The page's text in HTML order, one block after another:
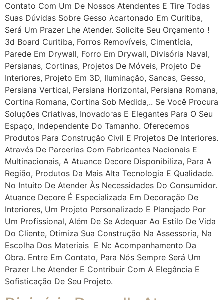
Contato Com Um De Nossos Atendentes E Tire Todas
Suas Dúvidas Sobre Gesso Acartonado Em Curitiba,
Será Um Prazer Lhe Atender. Solicite Seu Orçamento !
3d Board Curitiba, Forros Removíveis, Cimentícia,
Parede Em Drywall, Forro Em Drywall, Divisória Naval,
Persianas, Cortinas, Projetos De Móveis, Projeto De
Interiores, Projeto Em 3D, Iluminação, Sancas, Gesso,
Persiana Vertical, Persiana Horizontal, Persiana Romana,
Cortina Romana, Cortina Sob Medida,.. Se Você Procura
Soluções Criativas, Inovadoras E Elegantes Para O Seu
Espaço, Independente Do Tamanho. Oferecemos
Produtos Para Construção Civil E Projetos De Interiores.
Através De Parcerias Com Fabricantes Nacionais E
Multinacionais, A Atuance Decore Disponibiliza, Para A
Região, Produtos Da Mais Alta Tecnologia E Qualidade.
No Intuito De Atender Às Necessidades Do Consumidor.
Atuance Decore É Especializada Em Decoração De
Interiores, Um Projeto Personalizado E Planejado Por
Um Profissional, Além De Se Adequar Ao Estilo De Vida
Do Cliente, Otimiza Sua Construção Na Assessoria, Na
Escolha Dos Materiais E No Acompanhamento Da
Obra. Entre Em Contato, Para Nós Sempre Será Um
Prazer Lhe Atender E Contribuir Com A Elegância E
Sofisticação De Seu Projeto.